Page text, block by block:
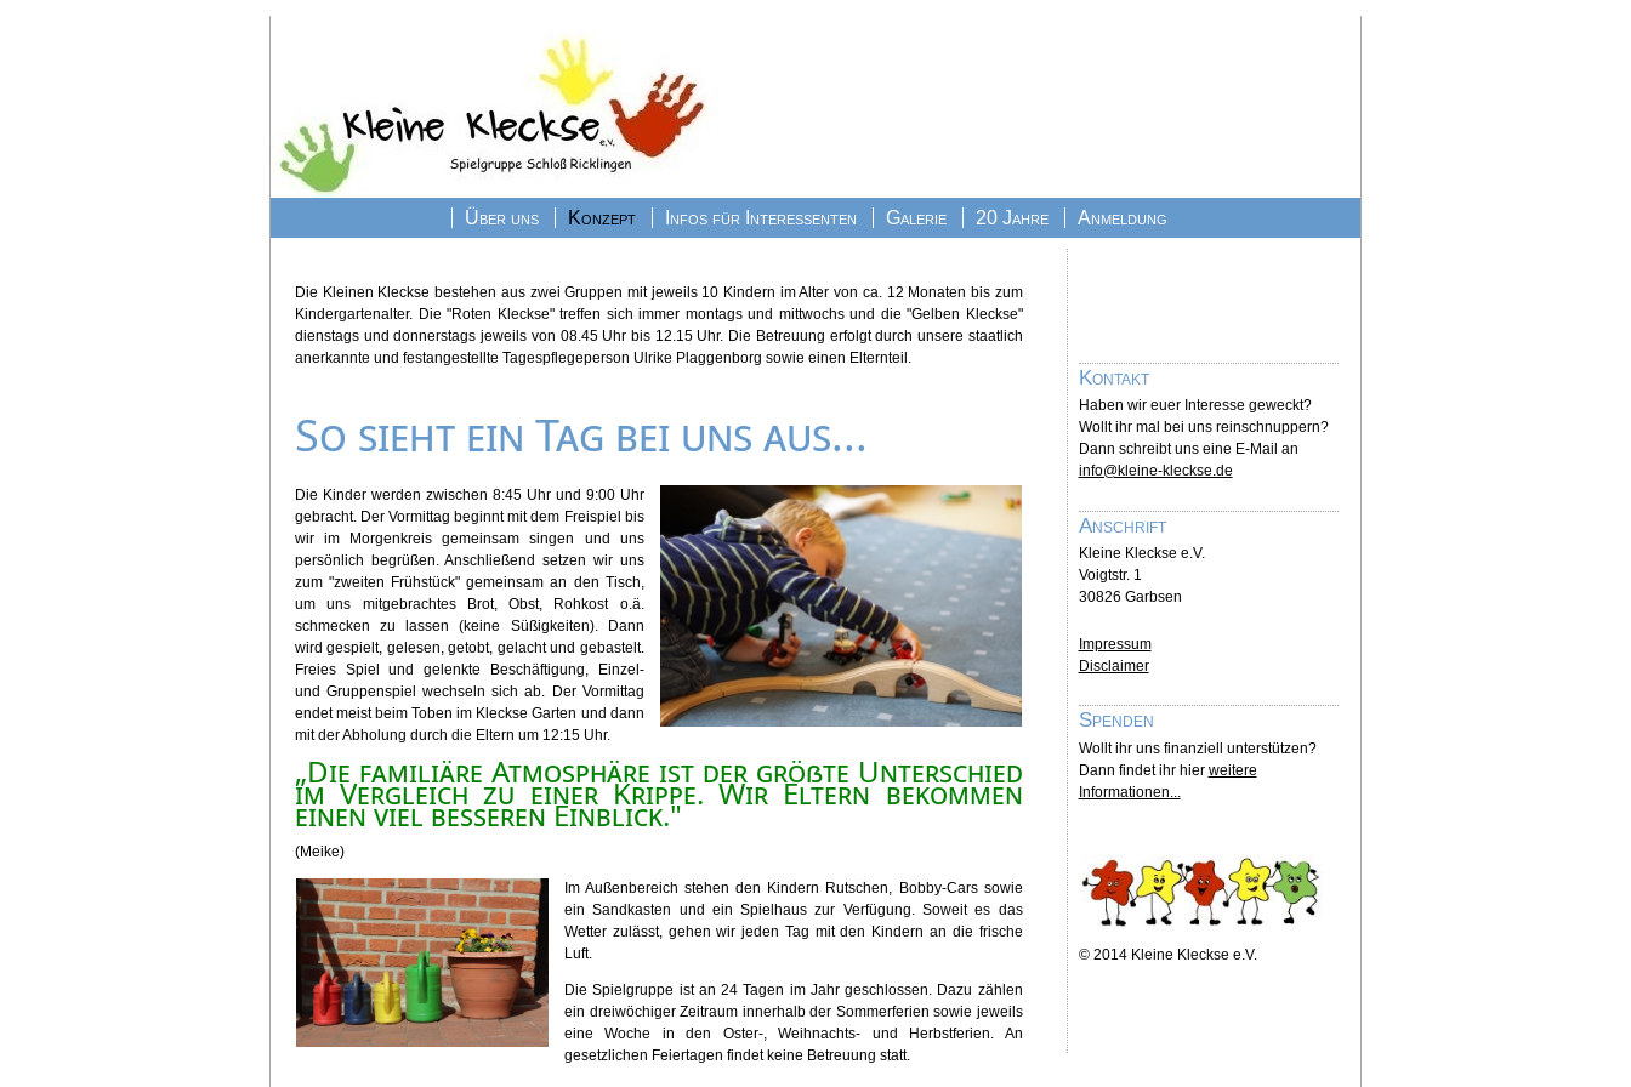
Über uns Konzept Infos für Interessenten Galerie 20 Jahre Anmeldung
Kontakt
Haben wir euer Interesse geweckt?
Wollt ihr mal bei uns reinschnuppern?
Dann schreibt uns eine E-Mail an
info@kleine-kleckse.de
Anschrift
Kleine Kleckse e.V.
Voigtstr. 1
30826 Garbsen
Impressum
Disclaimer
Spenden
Wollt ihr uns finanziell unterstützen?
Dann findet ihr hier weitere
Informationen...
© 2014 Kleine Kleckse e.V.
Die Kleinen Kleckse bestehen aus zwei Gruppen mit jeweils 10 Kindern im Alter von ca. 12 Monaten bis zum
Kindergartenalter. Die "Roten Kleckse" treffen sich immer montags und mittwochs und die "Gelben Kleckse"
dienstags und donnerstags jeweils von 08.45 Uhr bis 12.15 Uhr. Die Betreuung erfolgt durch unsere staatlich
anerkannte und festangestellte Tagespflegeperson Ulrike Plaggenborg sowie einen Elternteil.
So sieht ein Tag bei uns aus...
Die Kinder werden zwischen 8:45 Uhr und 9:00 Uhr
gebracht. Der Vormittag beginnt mit dem Freispiel bis
wir im Morgenkreis gemeinsam singen und uns
persönlich begrüßen. Anschließend setzen wir uns
zum "zweiten Frühstück" gemeinsam an den Tisch,
um uns mitgebrachtes Brot, Obst, Rohkost o.ä.
schmecken zu lassen (keine Süßigkeiten). Dann
wird gespielt, gelesen, getobt, gelacht und gebastelt.
Freies Spiel und gelenkte Beschäftigung, Einzel-
und Gruppenspiel wechseln sich ab. Der Vormittag
endet meist beim Toben im Kleckse Garten und dann
mit der Abholung durch die Eltern um 12:15 Uhr.
„Die familiäre Atmosphäre ist der größte Unterschied
im Vergleich zu einer Krippe. Wir Eltern bekommen
einen viel besseren Einblick."
(Meike)
Im Außenbereich stehen den Kindern Rutschen, Bobby-Cars sowie
ein Sandkasten und ein Spielhaus zur Verfügung. Soweit es das
Wetter zulässt, gehen wir jeden Tag mit den Kindern an die frische
Luft.
Die Spielgruppe ist an 24 Tagen im Jahr geschlossen. Dazu zählen
ein dreiwöchiger Zeitraum innerhalb der Sommerferien sowie jeweils
eine Woche in den Oster-, Weihnachts- und Herbstferien. An
gesetzlichen Feiertagen findet keine Betreuung statt.